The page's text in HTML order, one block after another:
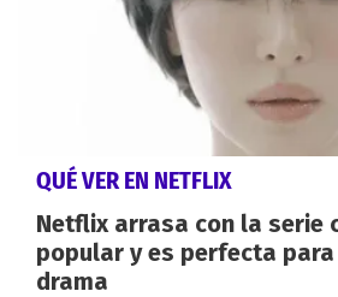
QUÉ VER EN NETFLIX
Netflix arrasa con la serie
popular y es perfecta
drama